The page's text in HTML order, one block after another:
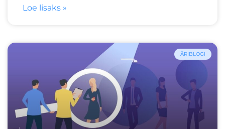
Loe lisaks »
ÄRIBLOGI